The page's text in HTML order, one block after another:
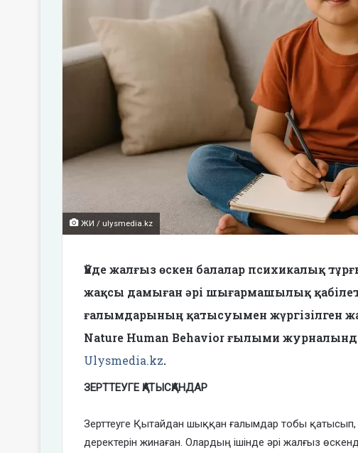
ЖИ / ulysmedia.kz
Үйде жалғыз өскен балалар психикалық
жақсы дамыған әрі шығармашылық
ғалымдарының қатысуымен жүргізілген
Nature Human Behavior ғылыми
Ulysmedia.kz.
ЗЕРТТЕУГЕ ҚАТЫСҚАНДАР
Зерттеуге Қытайдан шыққан ғалымдар тобы
деректерін жинаған. Олардың ішінде әрі жалғыз